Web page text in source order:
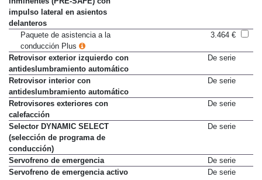
inminentes (PRE-SAFE) con
impulso lateral en asientos
delanteros
Paquete de asistencia a la
conducción Plus
Retrovisor exterior izquierdo con
antideslumbramiento automático
Retrovisor interior con
antideslumbramiento automático
Retrovisores exteriores con
calefacción
Selector DYNAMIC SELECT
(selección de programa de
conducción)
Servofreno de emergencia
De serie